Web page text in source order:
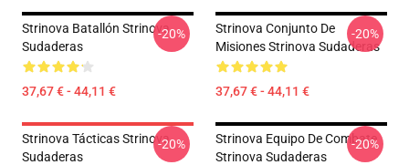
Strinova Batallón Strinova
Sudaderas
37,67 € - 44,11 €
-20%
Strinova Conjunto De
Misiones Strinova Sudaderas
37,67 € - 44,11 €
-20%
Strinova Tácticas Strinova
Sudaderas
-20%
Strinova Equipo De Combate
Strinova Sudaderas
-20%